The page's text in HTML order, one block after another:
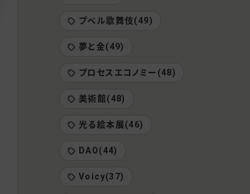
プペル歌舞伎(49)
夢と金(49)
プロセスエコノミー(48)
美術館(48)
光る絵本展(46)
DAO(44)
Voicy(37)